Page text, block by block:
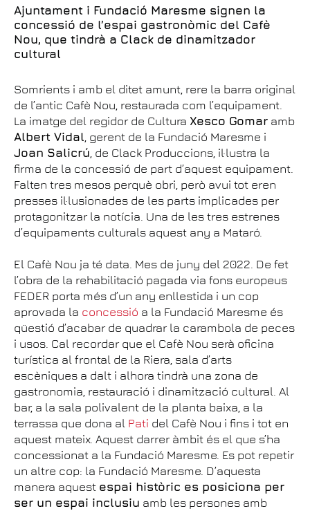
Ajuntament i Fundació Maresme signen la
concessió de l’espai gastronòmic del Cafè
Nou, que tindrà a Clack de dinamitzador
cultural
Somrients i amb el ditet amunt, rere la barra original
de l’antic Cafè Nou, restaurada com l’equipament.
La imatge del regidor de Cultura Xesco Gomar amb
Albert Vidal, gerent de la Fundació Maresme i
Joan Salicrú, de Clack Produccions, il·lustra la
firma de la concessió de part d’aquest equipament.
Falten tres mesos perquè obri, però avui tot eren
presses il·lusionades de les parts implicades per
protagonitzar la notícia. Una de les tres estrenes
d’equipaments culturals aquest any a Mataró.
El Cafè Nou ja té data. Mes de juny del 2022. De fet
l’obra de la rehabilitació pagada via fons europeus
FEDER porta més d’un any enllestida i un cop
aprovada la concessió a la Fundació Maresme és
qüestió d’acabar de quadrar la carambola de peces
i usos. Cal recordar que el Cafè Nou serà oficina
turística al frontal de la Riera, sala d’arts
escèniques a dalt i alhora tindrà una zona de
gastronomia, restauració i dinamització cultural. Al
bar, a la sala polivalent de la planta baixa, a la
terrassa que dona al Pati del Cafè Nou i fins i tot en
aquest mateix. Aquest darrer àmbit és el que s’ha
concessionat a la Fundació Maresme. Es pot repetir
un altre cop: la Fundació Maresme. D’aquesta
manera aquest espai històric es posiciona per
ser un espai inclusiu amb les persones amb